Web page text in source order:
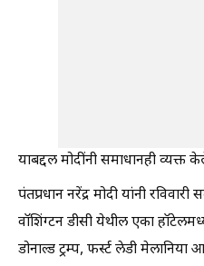
याबद्दल मोदींनी समाधानही व्यक्त
पंतप्रधान नरेंद्र मोदी यांनी
वॉशिंग्टन डीसी येथील एका
डोनाल्ड ट्रम्प, फर्स्ट लेडी मेलानिया